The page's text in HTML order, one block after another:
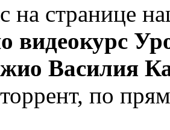
на странице
видеокурс
Василия
по